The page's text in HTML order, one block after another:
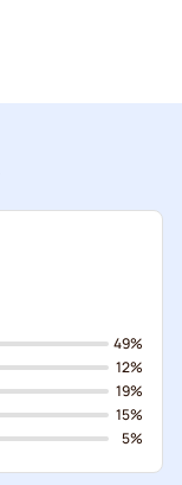
49%
12%
19%
15%
5%